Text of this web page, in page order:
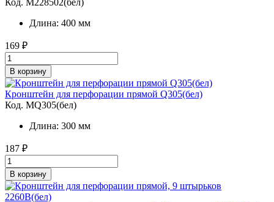
Код. M228502(бел)
Длина: 400 мм
169 ₽
В корзину
Кронштейн для перфорации прямой Q305(бел)
Код. MQ305(бел)
Длина: 300 мм
187 ₽
В корзину